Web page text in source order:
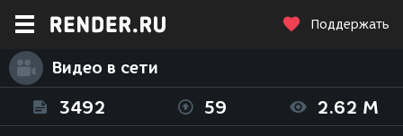
Поддержать
Видео в сети
3492 59 2.62 M